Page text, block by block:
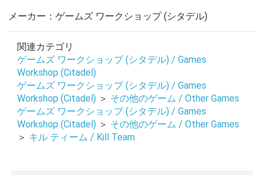
メーカー：ゲームズ ワークショップ (シタデル)
関連カテゴリ
ゲームズ ワークショップ (シタデル) / Games
Workshop (Citadel)
ゲームズ ワークショップ (シタデル) / Games
Workshop (Citadel) ＞ その他のゲーム / Other Games
ゲームズ ワークショップ (シタデル) / Games
Workshop (Citadel) ＞ その他のゲーム / Other Games
＞ キル ティーム / Kill Team